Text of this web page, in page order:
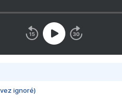
ignoré)